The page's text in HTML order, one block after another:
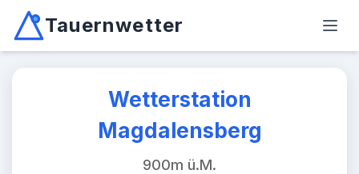
Tauernwetter
Unabhängiger Wetterdienst für Kärnten, Osttirol &
Wetterstation
Magdalensberg
900m ü.M.